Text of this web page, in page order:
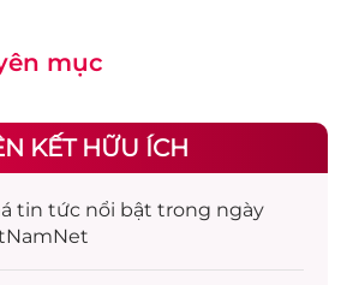
mục
KẾT HỮU ÍCH
tin tức nổi bật trong ngày